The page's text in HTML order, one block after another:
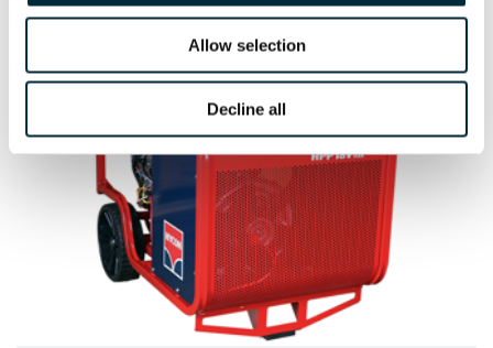
Allow selection
Decline all